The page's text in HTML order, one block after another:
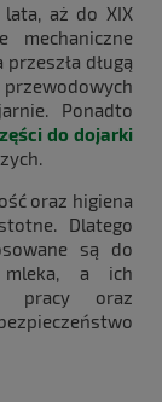
lata, aż do XIX
mechaniczne
długą
Ponadto
do dojarki
oraz higiena
Dlatego
są do
mleka, a ich
pracy oraz